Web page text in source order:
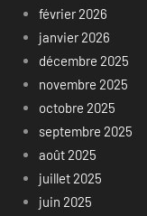
février 2026
janvier 2026
décembre 2025
novembre 2025
octobre 2025
septembre 2025
août 2025
juillet 2025
juin 2025